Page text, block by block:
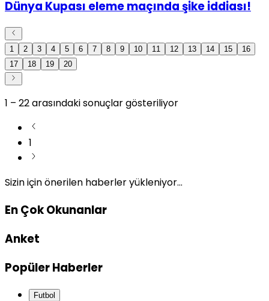
Dünya Kupası eleme maçında şike iddiası!
1 2 3 4 5 6 7 8 9 10 11 12 13 14 15
16
17
18 19 20
1 – 22arasındaki sonuçlar gösteriliyor
1
Sizin için önerilen haberler yükleniyor...
En Çok Okunanlar
Anket
Popüler Haberler
Futbol